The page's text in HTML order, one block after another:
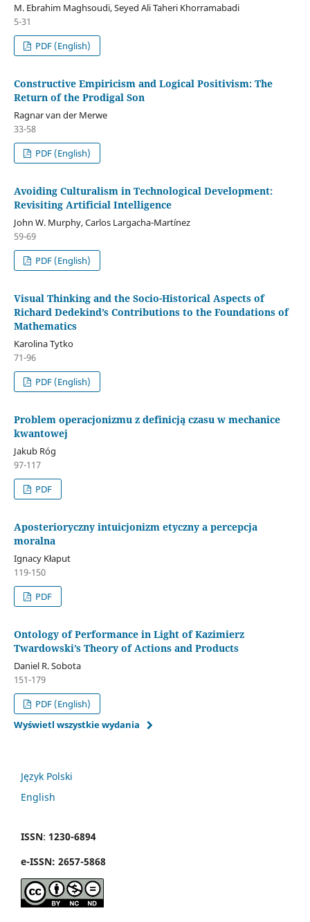
M. Ebrahim Maghsoudi, Seyed Ali Taheri Khorramabadi
5-31
PDF (English)
Constructive Empiricism and Logical Positivism: The
Return of the Prodigal Son
Ragnar van der Merwe
33-58
PDF (English)
Avoiding Culturalism in Technological Development:
Revisiting Artificial Intelligence
John W. Murphy, Carlos Largacha-Martínez
59-69
PDF (English)
Visual Thinking and the Socio-Historical Aspects of
Richard Dedekind’s Contributions to the Foundations of
Mathematics
Karolina Tytko
71-96
PDF (English)
Problem operacjonizmu z definicją czasu w mechanice
kwantowej
Jakub Róg
97-117
PDF
Aposterioryczny intuicjonizm etyczny a percepcja
moralna
Ignacy Kłaput
119-150
PDF
Ontology of Performance in Light of Kazimierz
Twardowski’s Theory of Actions and Products
Daniel R. Sobota
151-179
PDF (English)
Wyświetl wszystkie wydania
Język Polski
English
ISSN: 1230-6894
e-ISSN: 2657-5868